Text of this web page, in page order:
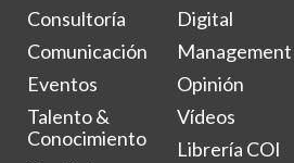
Consultoría
Comunicación
Eventos
Talento &
Conocimiento
Digital
Management
Opinión
Vídeos
Librería COI